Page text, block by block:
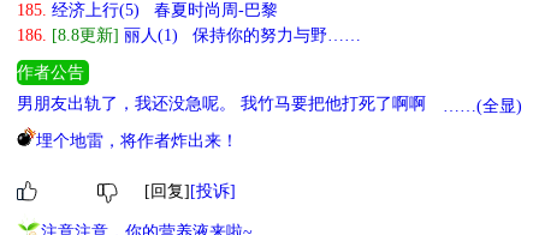
185. 经济上行(5) 春夏时尚周-巴黎
186. [8.8更新] 丽人(1) 保持你的努力与野……
作者公告
男朋友出轨了，我还没急呢。 我竹马要把他打死了啊啊啊！惊恐.jpg
他是什么意思？难道他偷偷爱我？想撅我？ 可是我已经和三十个男
人聊过原生家庭了orz 预知后事如何，请看《竹马恨我是块木头》
……(全显)
埋个地雷，将作者炸出来！
[回复] [投诉]